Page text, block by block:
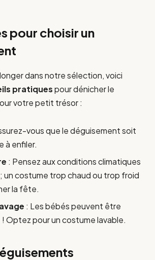
pour choisir un
dans notre sélection, voici
pratiquespour dénicher le
votre petit trésor :
vous que le déguisement soit
à enfiler.
: Pensez aux conditions climatiques
un costume trop chaud ou trop froid
la fête.
: Les bébés peuvent être
! Optez pour un costume lavable.